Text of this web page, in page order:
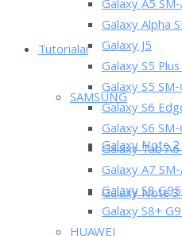
Tutorialai
SAMSUNG
Galaxy Note
Galaxy Note
Galaxy A5
Galaxy Alpha
Galaxy J5
Galaxy S5
Galaxy S5
Galaxy S6
Galaxy S6
Galaxy Tab
Galaxy A7
Galaxy S8
Galaxy S8+